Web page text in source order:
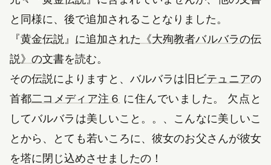
と同様に、後で追加されることなりました。
『黄金伝説 』 に追加された《大殉教者バルバラの伝
説》の文書を読む。
その伝説によりますと、バルバラは旧 ビテュニア（
の
首都二コメディア（新しいタブで開きます）
注６ に住んでいました。 欠点と
してバルバラは美しいこと。。、こんなに美しいこ
とから、とても若いころに、彼女のお父さんが彼女
を塔に閉じ込めさせましたの！